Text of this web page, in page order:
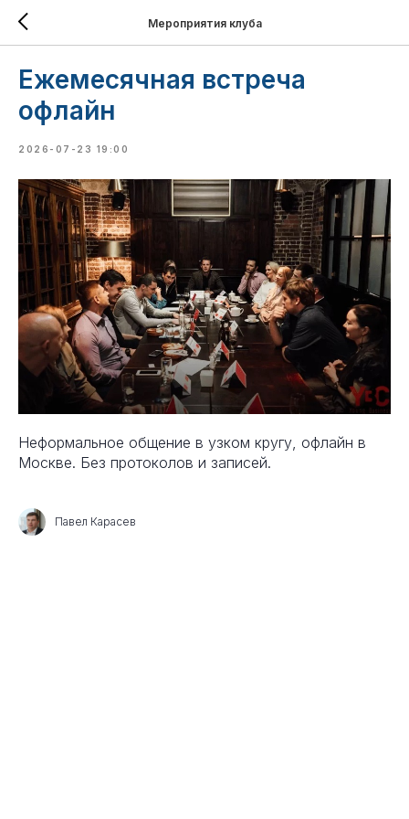
Мероприятия клуба
Ежемесячная встреча
офлайн
2026-07-23 19:00
Неформальное общение в узком кругу, офлайн в
Москве. Без протоколов и записей.
Павел Карасев